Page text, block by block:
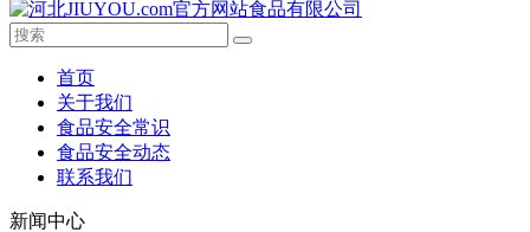
首页
关于我们
食品安全常识
食品安全动态
联系我们
新闻中心